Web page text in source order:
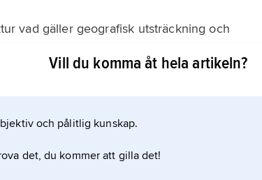
vad gäller geografisk utsträckning och
alla stora energikällor och överför stora
geografiskt vidsträckta belastningsregioner.
Vill du komma åt hela artikeln?
och pålitlig kunskap.
det, du kommer att gilla det!